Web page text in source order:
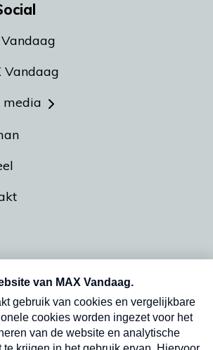
Vandaag
media
vrijdag- en dinsdagochtend in
Verzend